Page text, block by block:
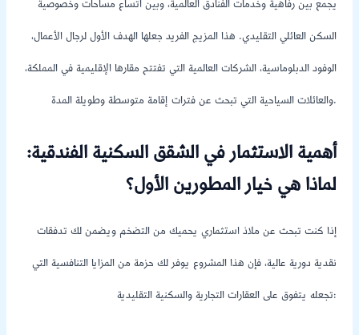
يجمع بين رفاهية وخدمات الفنادق العالمية، وبين اتساع مساحات وخصوصية
السكن العائلي التقليدي. هذا المزيج الفريد جعلها الهدف الأول لرجال الأعمال،
الوفود الدبلوماسية، الشركات العالمية التي تفتتح مقارها الإقليمية في المملكة،
والعائلات السياحية التي تبحث عن فترات إقامة متوسطة وطويلة المدة.
أهمية الاستثمار في الشقق السكنية الفندقية:
لماذا هي خيار المطورين الأول؟
إذا كنت تبحث عن ملاذ استثماري يحميك من التضخم ويضمن لك تدفقات
نقدية دورية عالية، فإن هذا المشروع يوفر لك حزمة من المزايا التنافسية التي
تجعله يتفوق على العقارات التجارية والسكنية التقليدية: